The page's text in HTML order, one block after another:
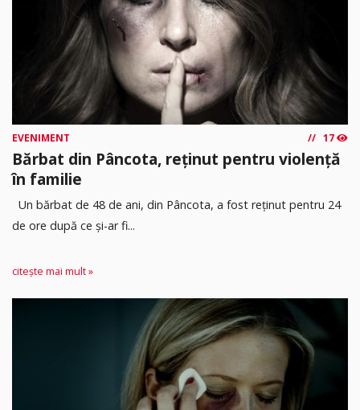
EVENIMENT 17
Bărbat din Pâncota, reținut pentru violență
în familie
Un bărbat de 48 de ani, din Pâncota, a fost reținut pentru 24
de ore după ce și-ar fi...
citește mai mult »